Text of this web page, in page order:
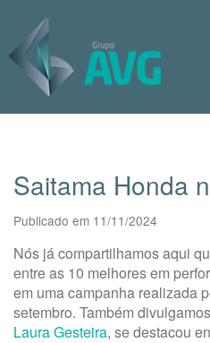
Saitama Honda
Publicado em 11/11/2024
Nós já compartilhamos aqui
entre as 10 melhores em
em uma campanha realizada
setembro. Também
Laura Gesteira, se destacou